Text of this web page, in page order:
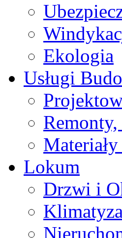
Ekologia
Usługi
Lokum
Drzwi i